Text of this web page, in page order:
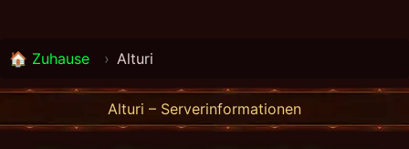
🏠 Zuhause › Alturi
Alturi – Serverinformationen